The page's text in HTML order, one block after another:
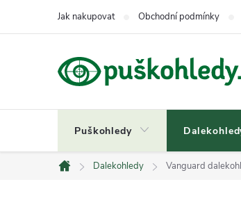
Jak nakupovat Obchodní podmínky
Puškohledy
Domů
Dalekohledy Vanguard